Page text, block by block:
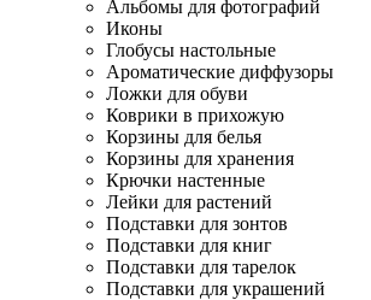
Альбомы для фотографий
Иконы
Глобусы настольные
Ароматические диффузоры
Ложки для обуви
Коврики в прихожую
Корзины для белья
Корзины для хранения
Крючки настенные
Лейки для растений
Подставки для зонтов
Подставки для книг
Подставки для тарелок
Подставки для украшений